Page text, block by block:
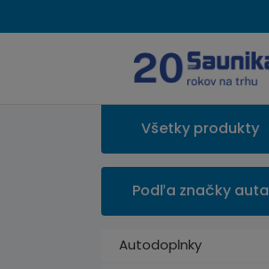
Všetky produkty
Podľa značky auta
Autodoplnky